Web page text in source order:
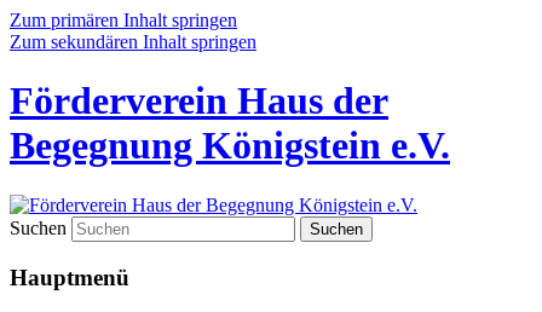
Zum primären Inhalt springen
Zum sekundären Inhalt springen
Förderverein Haus der
Begegnung Königstein e.V.
Suchen
Hauptmenü